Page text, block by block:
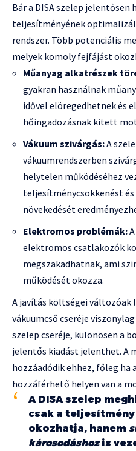
Bár a DISA szelep
teljesítményének
rendszer. Több potenciális
melyek komoly fejfájást
Műanyag alkatrészek
gyakran használnak
idővel elöregedhetnek és
hőingadozásnak kitett
Vákuum szivárgás:A
vákuumrendszerben
helytelen működéséhez
teljesítménycsökkenést
növekedését
Elektromos problémák:
elektromos csatlakozók
megszakadhatnak, ami
működését okozza.
A javítás költségei változóak
vákuumcső cseréje
szelep cseréje, különösen a
jelentős kiadást jelenthet. A
hozzáadódik ehhez, főleg ha
hozzáférhető helyen van a
A DISA szelep
csak a
okozhatja, hanem
károsodáshozis